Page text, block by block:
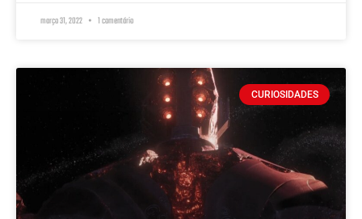
março 31, 2022 1 comentário
CURIOSIDADES